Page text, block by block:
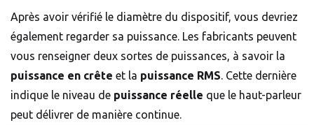
Après avoir vérifié le diamètre du dispositif, vous devriez
également regarder sa puissance. Les fabricants peuvent
vous renseigner deux sortes de puissances, à savoir la
puissance en crête et la puissance RMS. Cette dernière
indique le niveau de puissance réelle que le haut-parleur
peut délivrer de manière continue.